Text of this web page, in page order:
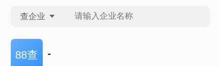
查企业
查企业
88查 -